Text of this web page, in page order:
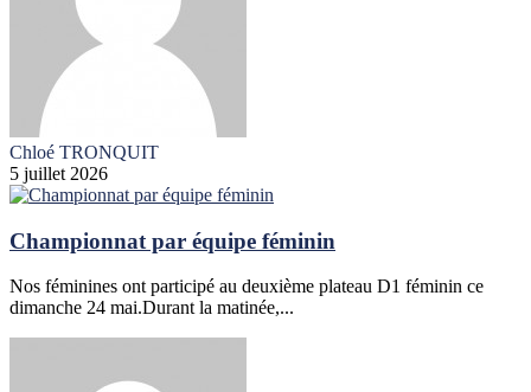
Chloé TRONQUIT
5 juillet 2026
Championnat par équipe féminin
Nos féminines ont participé au deuxième plateau D1 féminin ce
dimanche 24 mai.Durant la matinée,...